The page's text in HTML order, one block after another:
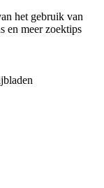
het gebruik van
en meer zoektips